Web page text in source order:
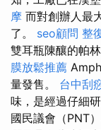
摩 而對創辦人最
了。 seo顧問 整
雙耳瓶陳釀的帕
膜放鬆推薦
量發售。 台中刮
味，是經過仔細
國民議會（PNT